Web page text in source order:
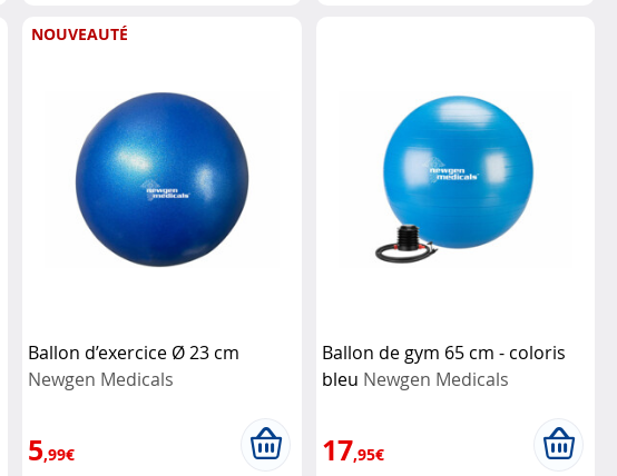
NOUVEAUTÉ
Ballon d’exercice Ø 23 cm
Newgen Medicals
5,99€
Ballon de gym 65 cm - coloris
bleu Newgen Medicals
17,95€